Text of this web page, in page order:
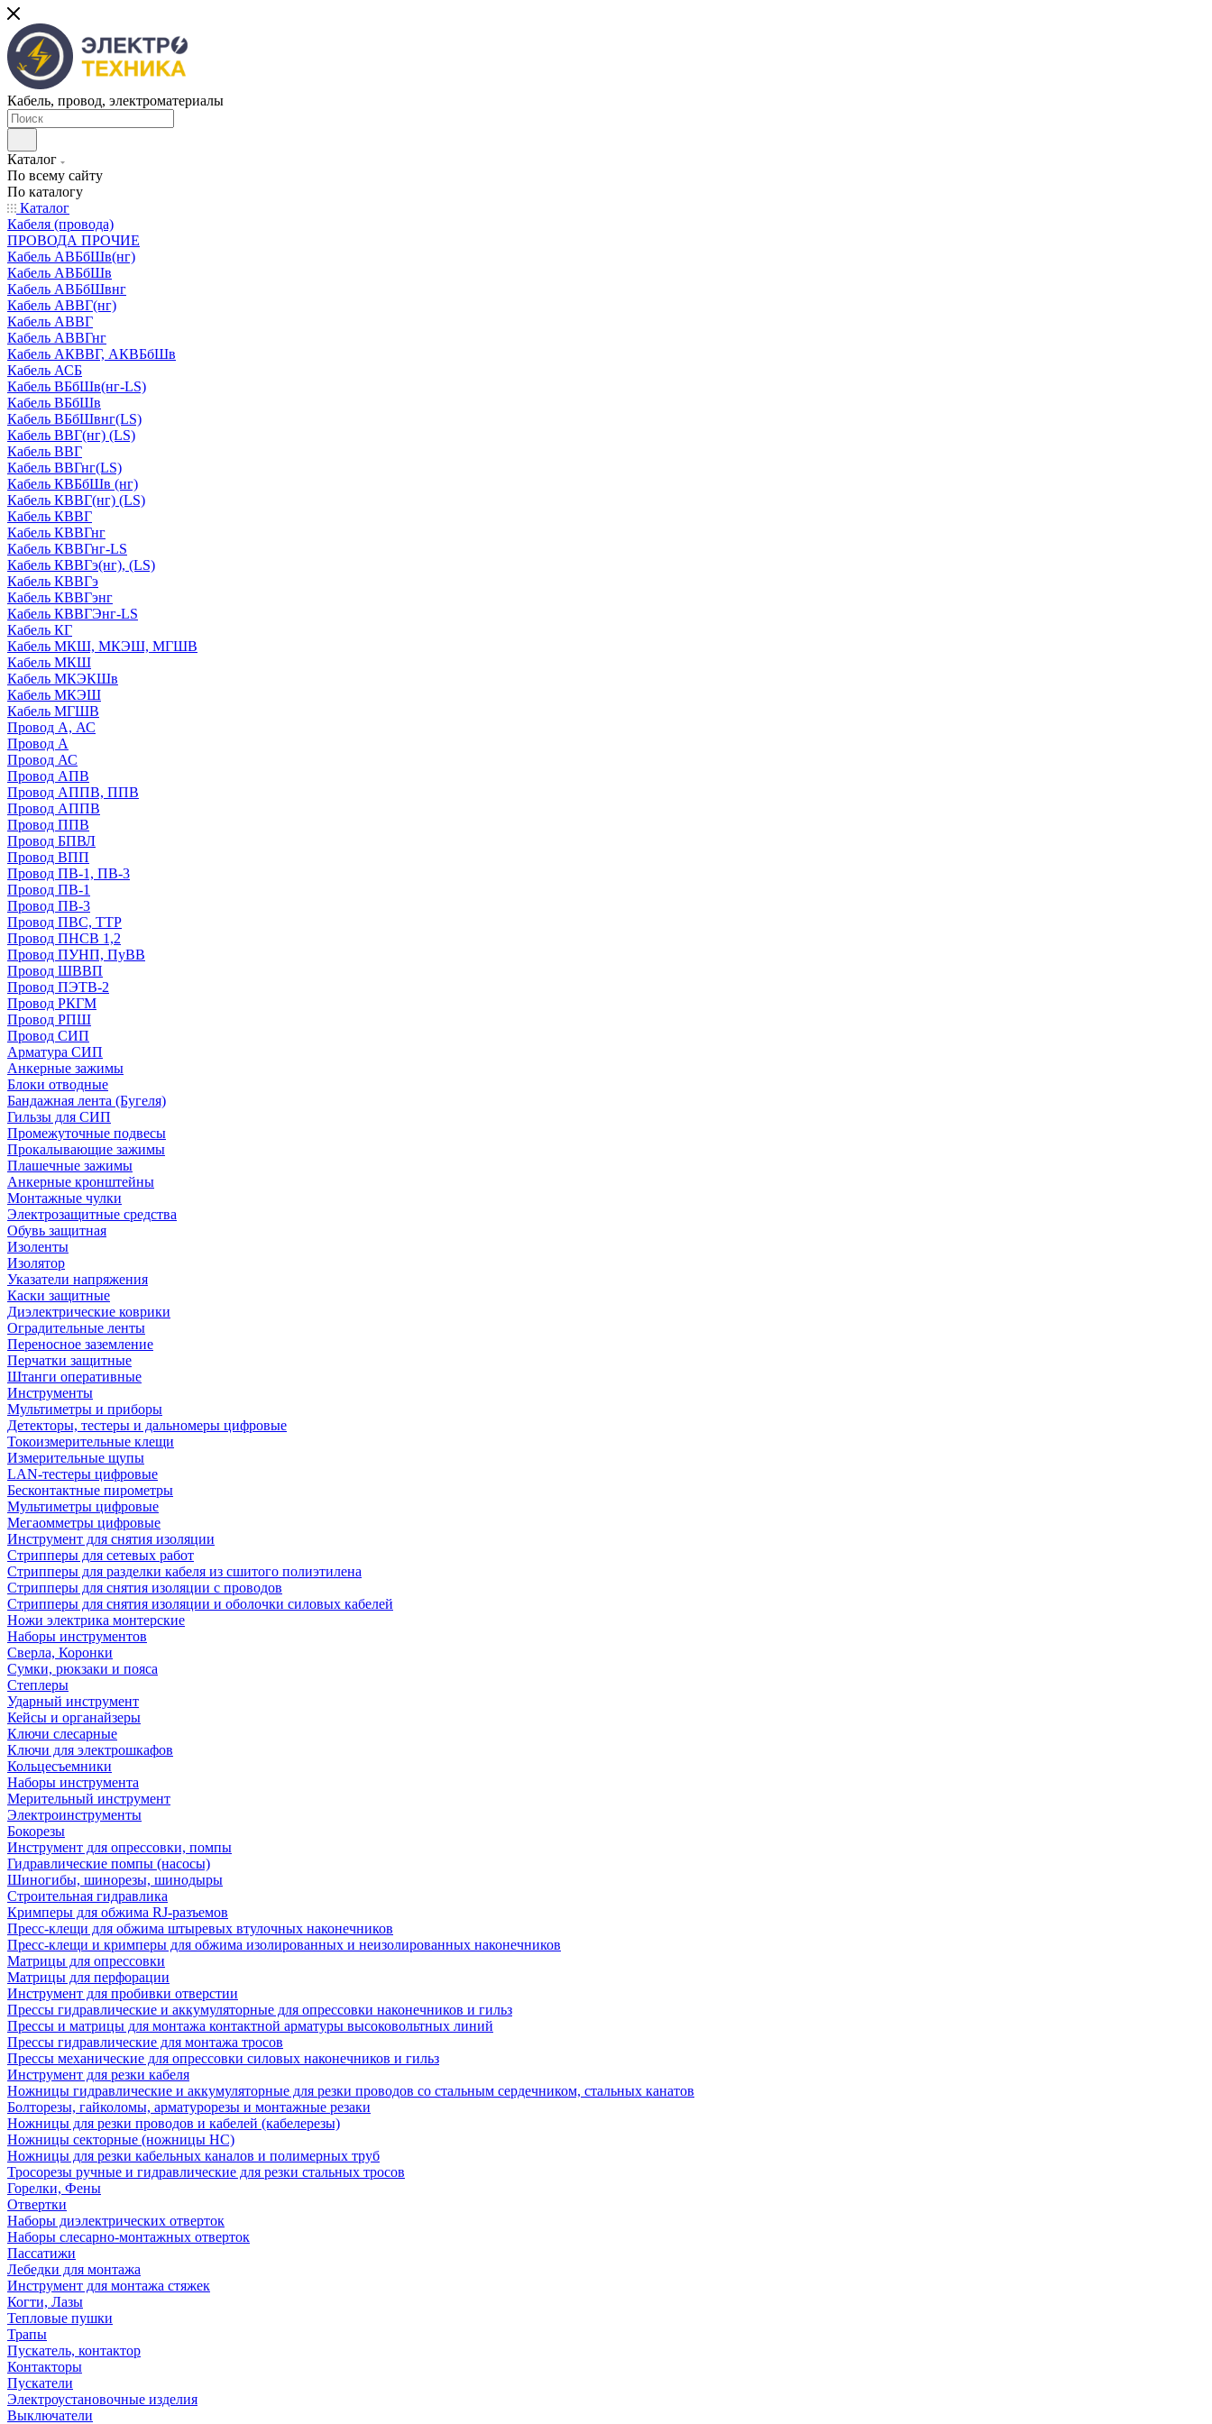
Кабель, провод, электроматериалы
Каталог
По всему сайту
По каталогу
Каталог
Кабеля (провода)
ПРОВОДА ПРОЧИЕ
Кабель АВБбШв(нг)
Кабель АВБбШв
Кабель АВБбШвнг
Кабель АВВГ(нг)
Кабель АВВГ
Кабель АВВГнг
Кабель АКВВГ, АКВБбШв
Кабель АСБ
Кабель ВБбШв(нг-LS)
Кабель ВБбШв
Кабель ВБбШвнг(LS)
Кабель ВВГ(нг) (LS)
Кабель ВВГ
Кабель ВВГнг(LS)
Кабель КВБбШв (нг)
Кабель КВВГ(нг) (LS)
Кабель КВВГ
Кабель КВВГнг
Кабель КВВГнг-LS
Кабель КВВГэ(нг), (LS)
Кабель КВВГэ
Кабель КВВГэнг
Кабель КВВГЭнг-LS
Кабель КГ
Кабель МКШ, МКЭШ, МГШВ
Кабель МКШ
Кабель МКЭКШв
Кабель МКЭШ
Кабель МГШВ
Провод А, АС
Провод А
Провод АС
Провод АПВ
Провод АППВ, ППВ
Провод АППВ
Провод ППВ
Провод БПВЛ
Провод ВПП
Провод ПВ-1, ПВ-3
Провод ПВ-1
Провод ПВ-3
Провод ПВС, ТТР
Провод ПНСВ 1,2
Провод ПУНП, ПуВВ
Провод ШВВП
Провод ПЭТВ-2
Провод РКГМ
Провод РПШ
Провод СИП
Арматура СИП
Анкерные зажимы
Блоки отводные
Бандажная лента (Бугеля)
Гильзы для СИП
Промежуточные подвесы
Прокалывающие зажимы
Плашечные зажимы
Анкерные кронштейны
Монтажные чулки
Электрозащитные средства
Обувь защитная
Изоленты
Изолятор
Указатели напряжения
Каски защитные
Диэлектрические коврики
Оградительные ленты
Переносное заземление
Перчатки защитные
Штанги оперативные
Инструменты
Мультиметры и приборы
Детекторы, тестеры и дальномеры цифровые
Токоизмерительные клещи
Измерительные щупы
LAN-тестеры цифровые
Бесконтактные пирометры
Мультиметры цифровые
Мегаомметры цифровые
Инструмент для снятия изоляции
Стрипперы для сетевых работ
Стрипперы для разделки кабеля из сшитого полиэтилена
Cтрипперы для снятия изоляции с проводов
Стрипперы для снятия изоляции и оболочки силовых кабелей
Ножи электрика монтерские
Наборы инструментов
Сверла, Коронки
Сумки, рюкзаки и пояса
Степлеры
Ударный инструмент
Кейсы и органайзеры
Ключи слесарные
Ключи для электрошкафов
Кольцесъемники
Наборы инструмента
Мерительный инструмент
Электроинструменты
Бокорезы
Инструмент для опрессовки, помпы
Гидравлические помпы (насосы)
Шиногибы, шинорезы, шинодыры
Строительная гидравлика
Кримперы для обжима RJ-разъемов
Пресс-клещи для обжима штыревых втулочных наконечников
Пресс-клещи и кримперы для обжима изолированных и неизолированных наконечников
Матрицы для опрессовки
Матрицы для перфорации
Инструмент для пробивки отверстии
Прессы гидравлические и аккумуляторные для опрессовки наконечников и гильз
Прессы и матрицы для монтажа контактной арматуры высоковольтных линий
Прессы гидравлические для монтажа тросов
Прессы механические для опрессовки силовых наконечников и гильз
Инструмент для резки кабеля
Ножницы гидравлические и аккумуляторные для резки проводов со стальным сердечником, стальных канатов
Болторезы, гайколомы, арматурорезы и монтажные резаки
Ножницы для резки проводов и кабелей (кабелерезы)
Ножницы секторные (ножницы НС)
Ножницы для резки кабельных каналов и полимерных труб
Тросорезы ручные и гидравлические для резки стальных тросов
Горелки, Фены
Отвертки
Наборы диэлектрических отверток
Наборы слесарно-монтажных отверток
Пассатижи
Лебедки для монтажа
Инструмент для монтажа стяжек
Когти, Лазы
Тепловые пушки
Трапы
Пускатель, контактор
Контакторы
Пускатели
Электроустановочные изделия
Выключатели